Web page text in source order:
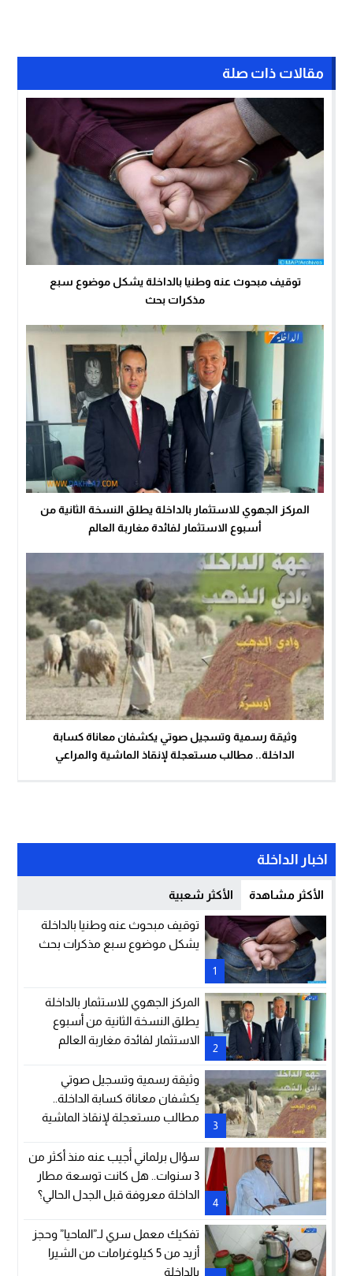
مقالات ذات صلة
توقيف مبحوث عنه وطنيا بالداخلة يشكل موضوع سبع
مذكرات بحث
المركز الجهوي للاستثمار بالداخلة يطلق النسخة الثانية من
أسبوع الاستثمار لفائدة مغاربة العالم
وثيقة رسمية وتسجيل صوتي يكشفان معاناة كسابة
الداخلة.. مطالب مستعجلة لإنقاذ الماشية والمراعي
اخبار الداخلة
الأكثر مشاهدة الأكثر شعبية
1
توقيف مبحوث عنه وطنيا بالداخلة
يشكل موضوع سبع مذكرات بحث
2
المركز الجهوي للاستثمار بالداخلة
يطلق النسخة الثانية من أسبوع
الاستثمار لفائدة مغاربة العالم
3
وثيقة رسمية وتسجيل صوتي
يكشفان معاناة كسابة الداخلة..
مطالب مستعجلة لإنقاذ الماشية
4
سؤال برلماني أُجيب عنه منذ أكثر من
3 سنوات.. هل كانت توسعة مطار
الداخلة معروفة قبل الجدل الحالي؟
تفكيك معمل سري لـ”الماحيا” وحجز
أزيد من 5 كيلوغرامات من الشيرا
بالداخلة